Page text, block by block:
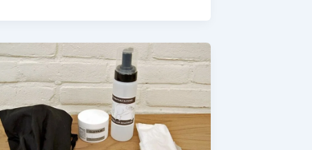
facilement
chez
soi